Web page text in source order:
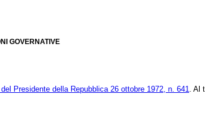
GOVERNATIVE
Presidente della Repubblica 26 ottobre 1972, n. 641. Al